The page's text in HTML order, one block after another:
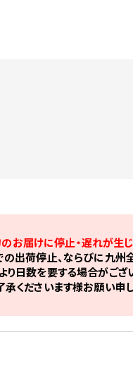
お届けに停止・遅れが生じ
出荷停止、ならびに九州
日数を要する場合がござ
くださいます様お願い申